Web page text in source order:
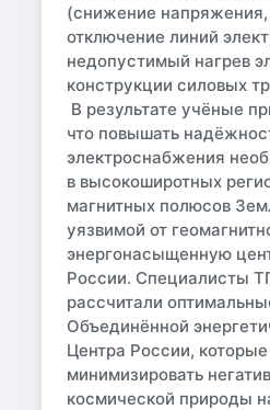
(снижение
отключение линий
недопустимый нагрев
конструкции силовых
В результате учёные
что повышать
электроснабжения
в высокоширотных
магнитных полюсов
уязвимой от
энергонасыщенную
России. Специалисты
рассчитали
Объединённой
Центра России,
минимизировать
космической природы